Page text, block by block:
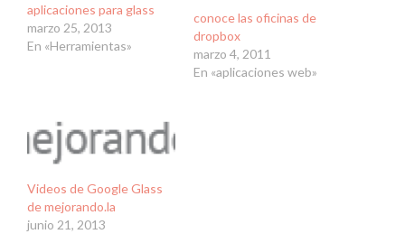
aplicaciones para glass
marzo 25, 2013
En «Herramientas»
conoce las oficinas de
dropbox
marzo 4, 2011
En «aplicaciones web»
Videos de Google Glass
de mejorando.la
junio 21, 2013